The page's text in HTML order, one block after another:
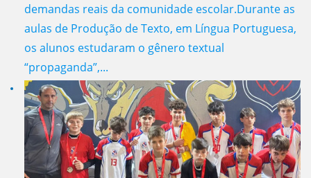
demandas reais da comunidade escolar.Durante as
aulas de Produção de Texto, em Língua Portuguesa,
os alunos estudaram o gênero textual
“propaganda”,...